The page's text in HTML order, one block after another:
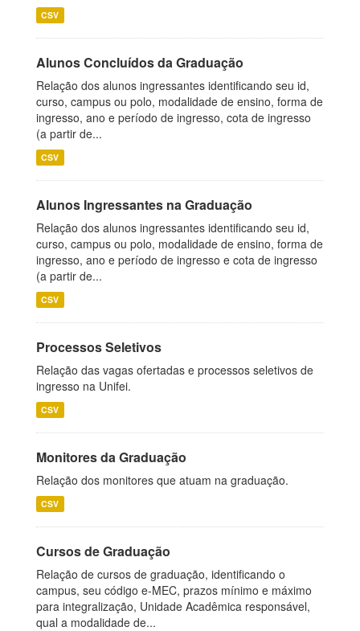
CSV
Alunos Concluídos da Graduação
Relação dos alunos ingressantes identificando seu id,
curso, campus ou polo, modalidade de ensino, forma de
ingresso, ano e período de ingresso, cota de ingresso
(a partir de...
CSV
Alunos Ingressantes na Graduação
Relação dos alunos ingressantes identificando seu id,
curso, campus ou polo, modalidade de ensino, forma de
ingresso, ano e período de ingresso e cota de ingresso
(a partir de...
CSV
Processos Seletivos
Relação das vagas ofertadas e processos seletivos de
ingresso na Unifei.
CSV
Monitores da Graduação
Relação dos monitores que atuam na graduação.
CSV
Cursos de Graduação
Relação de cursos de graduação, identificando o
campus, seu código e-MEC, prazos mínimo e máximo
para integralização, Unidade Acadêmica responsável,
qual a modalidade de...